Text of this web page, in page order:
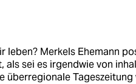
leben? Merkels Ehemann
als sei es irgendwie von
überregionale